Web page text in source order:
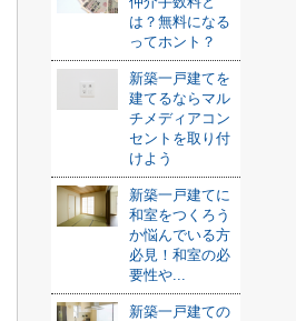
は？無料になる
ってホント？
新築一戸建てを
建てるならマル
チメディアコン
セントを取り付
けよう
新築一戸建てに
和室をつくろう
か悩んでいる方
必見！和室の必
要性や...
新築一戸建ての